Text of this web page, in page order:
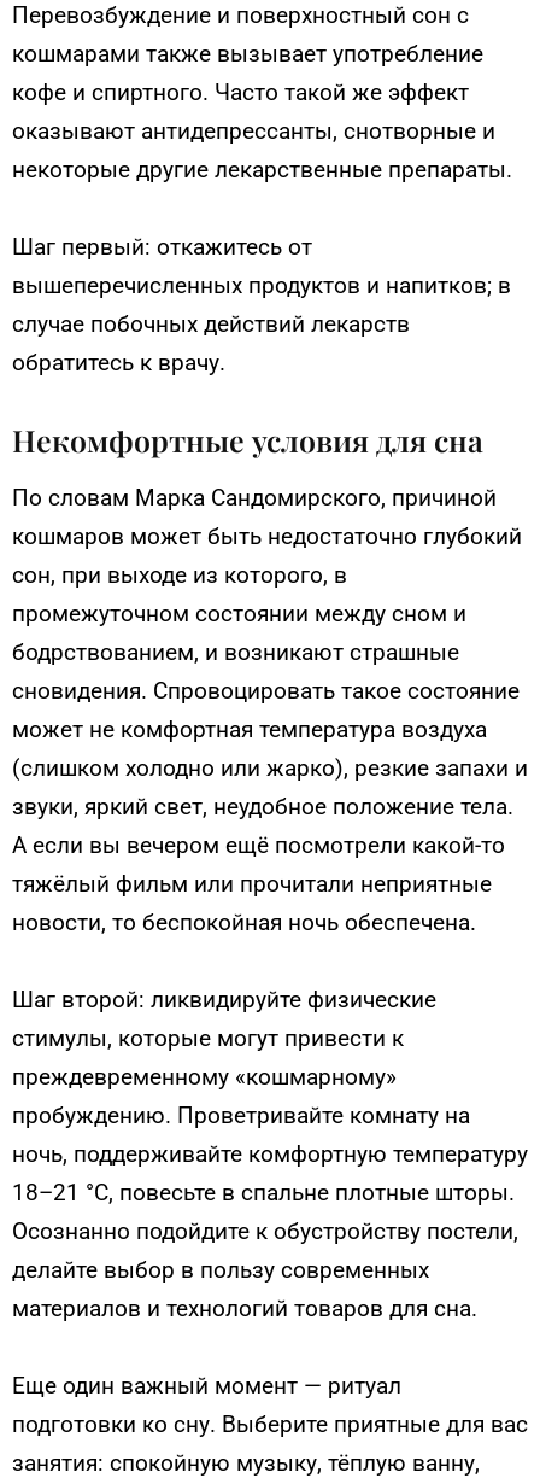
Перевозбуждение и поверхностный сон с
кошмарами также вызывает употребление
кофе и спиртного. Часто такой же эффект
оказывают антидепрессанты, снотворные и
некоторые другие лекарственные препараты.
Шаг первый: откажитесь от
вышеперечисленных продуктов и напитков; в
случае побочных действий лекарств
обратитесь к врачу.
Некомфортные условия для сна
По словам Марка Сандомирского, причиной
кошмаров может быть недостаточно глубокий
сон, при выходе из которого, в
промежуточном состоянии между сном и
бодрствованием, и возникают страшные
сновидения. Спровоцировать такое состояние
может не комфортная температура воздуха
(слишком холодно или жарко), резкие запахи и
звуки, яркий свет, неудобное положение тела.
А если вы вечером ещё посмотрели какой-то
тяжёлый фильм или прочитали неприятные
новости, то беспокойная ночь обеспечена.
Шаг второй: ликвидируйте физические
стимулы, которые могут привести к
преждевременному «кошмарному»
пробуждению. Проветривайте комнату на
ночь, поддерживайте комфортную температуру
18–21 °C, повесьте в спальне плотные шторы.
Осознанно подойдите к обустройству постели,
делайте выбор в пользу современных
материалов и технологий товаров для сна.
Еще один важный момент — ритуал
подготовки ко сну. Выберите приятные для вас
занятия: спокойную музыку, тёплую ванну,